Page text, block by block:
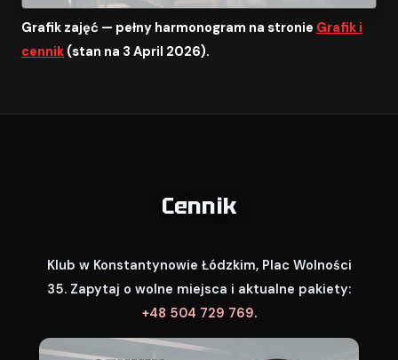
Grafik zajęć — pełny harmonogram na stronie Grafik i
cennik (stan na 3 April 2026).
Cennik
Klub w Konstantynowie Łódzkim, Plac Wolności
35. Zapytaj o wolne miejsca i aktualne pakiety:
+48 504 729 769.